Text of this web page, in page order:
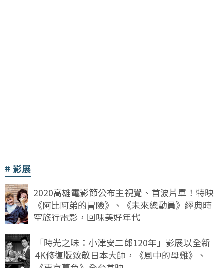
影展
2020高雄電影節公布主視覺、首波片單！特映
《阿比阿弟的冒險》、《未來總動員》經典時
空旅行電影，回味美好年代
「時光之味：小津安二郎120年」影展以全新
4K修復版致敬日本大師，《風中的母雞》、